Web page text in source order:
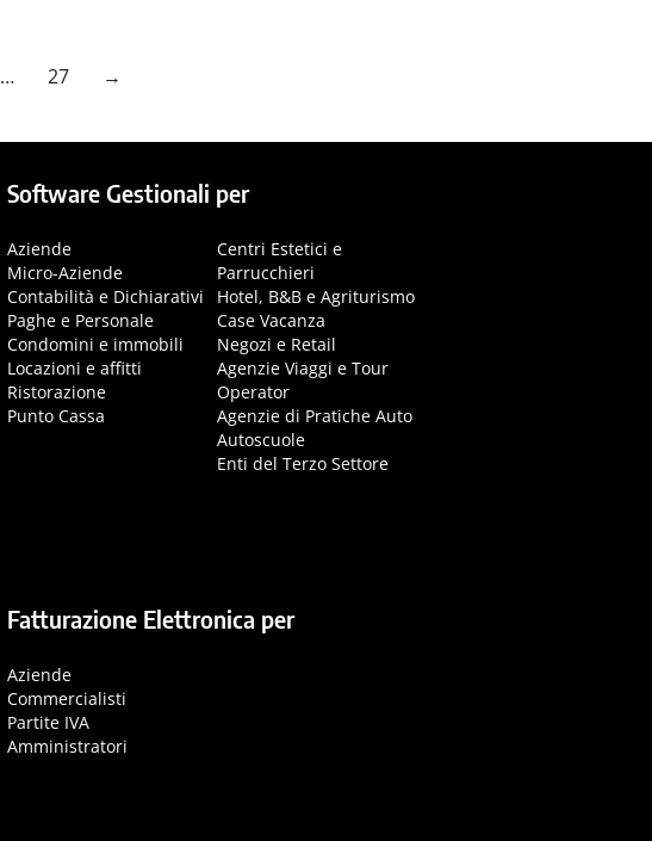
… 27 →
Software Gestionali per
Aziende
Micro-Aziende
Contabilità e Dichiarativi
Paghe e Personale
Condomini e immobili
Locazioni e affitti
Ristorazione
Punto Cassa
Centri Estetici e
Parrucchieri
Hotel, B&B e Agriturismo
Case Vacanza
Negozi e Retail
Agenzie Viaggi e Tour
Operator
Agenzie di Pratiche Auto
Autoscuole
Enti del Terzo Settore
Fatturazione Elettronica per
Aziende
Commercialisti
Partite IVA
Amministratori